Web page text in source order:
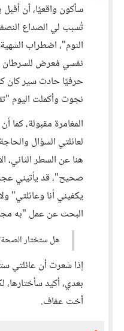
سأكون واقعيًا، أن
تُسبب لي الصداع
النوم"، اضطراب
نفسي مُعرض للسرطان
حرفيًا حادث سير كان
نجوت وأكملت اليوم
المغامرة مقبولة، كما
لعائلتي السؤال
هنا عن السطر
صحيح"، قد يأتيني
يكفيني أنا وعائلتي"
البحث عن عمل "به
هل ستختار
إذا شعرت أن عائلتي
بعدي، أكيد
أخت عفاف.